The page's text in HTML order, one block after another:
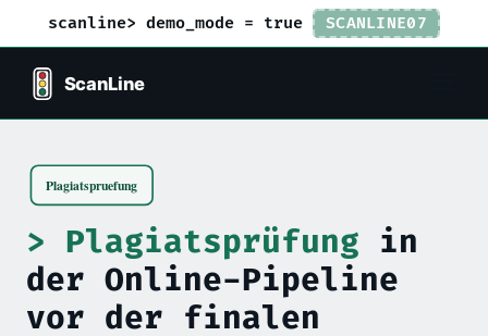
scanline> demo_mode = true SCANLINE07
Plagiatsprüfung in
der Online-Pipeline
vor der finalen